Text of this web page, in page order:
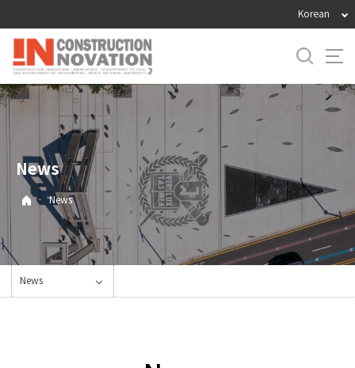
로
메
뉴
Korean
News
· News
News